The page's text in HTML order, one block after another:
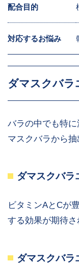
配合目的
対応するお悩み
ダマスクバラ
バラの中でも特
マスクバラから抽
ダマスクバラ
ビタミンAとCが
する効果が期待さ
ダマスクバラ